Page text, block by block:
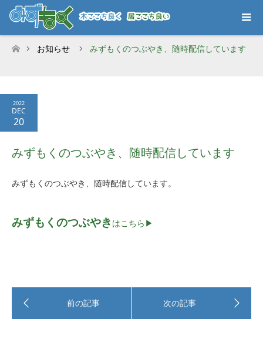
ホーム
お知らせ みずもくのつぶやき、随時配信しています
2022
DEC
20
みずもくのつぶやき、随時配信しています
みずもくのつぶやき、随時配信しています。
みずもくのつぶやき はこちら▶︎